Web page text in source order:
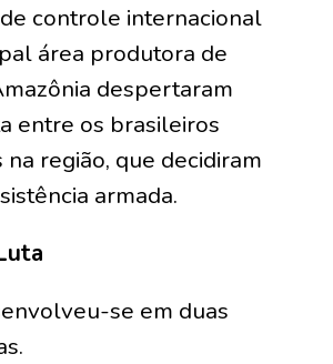
controle internacional
área produtora de
despertaram
entre os brasileiros
região, que decidiram
armada.
se em duas